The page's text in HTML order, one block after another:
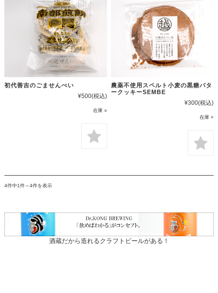
初代善吉のごませんべい
¥500(税込)
在庫 ○
農薬不使用スペルト小麦の黒糖バタ
ークッキーSEMBE
¥300(税込)
在庫 ×
4件中1件～4件を表示
酒蔵だから造れるクラフトビールがある！